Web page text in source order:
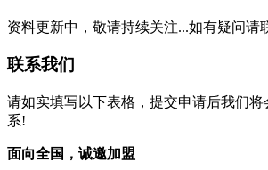
资料更新中，敬请持续关注...如有疑问请
联系我们
请如实填写以下表格，提交申请后我们
系!
面向全国，诚邀加盟